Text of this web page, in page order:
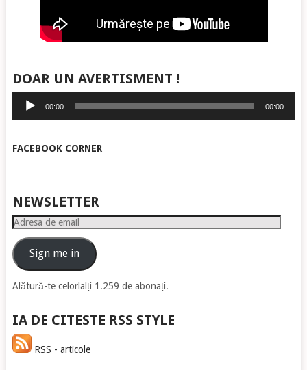
DOAR UN AVERTISMENT !
Player
audio
00:00 00:00
FACEBOOK CORNER
NEWSLETTER
Adresa
emailSign me in
Alătură-te celorlalți 1.259 de abonați.
IA DE CITESTE RSS STYLE
RSS - articole